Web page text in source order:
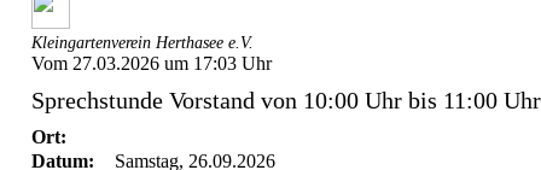
Kleingartenverein Herthasee e.V.
Vom 27.03.2026 um 17:03 Uhr
Sprechstunde Vorstand von 10:00 Uhr bis 11:00 Uhr
Ort:
Datum:
Samstag, 26.09.2026